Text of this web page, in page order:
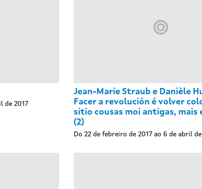
de 2017
Jean-Marie Straub e Danièle
Facer a revolución é volver
sitio cousas moi antigas, mais
(2)
Do 22 de febreiro de 2017 ao 6 de abril de